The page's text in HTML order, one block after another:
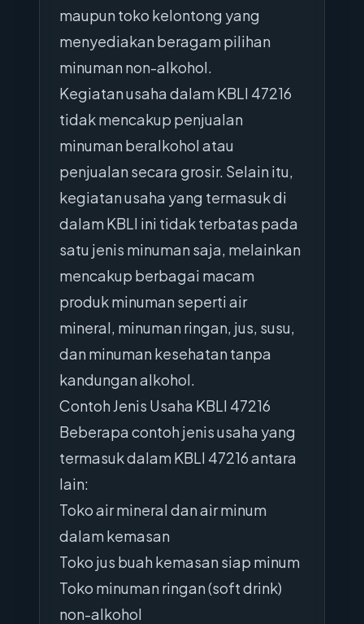
maupun toko kelontong yang
menyediakan beragam pilihan
minuman non-alkohol.
Kegiatan usaha dalam KBLI 47216
tidak mencakup penjualan
minuman beralkohol atau
penjualan secara grosir. Selain itu,
kegiatan usaha yang termasuk di
dalam KBLI ini tidak terbatas pada
satu jenis minuman saja, melainkan
mencakup berbagai macam
produk minuman seperti air
mineral, minuman ringan, jus, susu,
dan minuman kesehatan tanpa
kandungan alkohol.
Contoh Jenis Usaha KBLI 47216
Beberapa contoh jenis usaha yang
termasuk dalam KBLI 47216 antara
lain:
Toko air mineral dan air minum
dalam kemasan
Toko jus buah kemasan siap minum
Toko minuman ringan (soft drink)
non-alkohol